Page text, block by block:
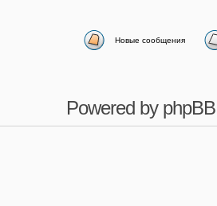
Новые сообщения
Powered by phpBB